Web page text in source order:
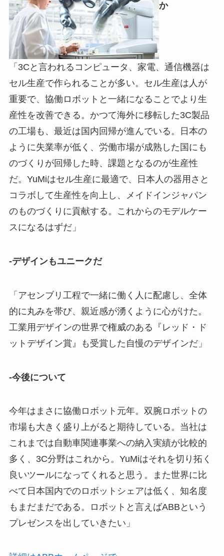
か
「3Cと言われるコンピュータ、家電、通信機器は
セル生産で作られることが多い。セル生産は人が
重要で、協働ロボットと一緒になることでより生
産性を改善できる。かつて海外に移転した3C製品
の工場も、最近は国内回帰が進んでいる。日本の
ように失業率が低く、労働市場が成熟した国にも
のづくりが回帰した時、課題となるのが生産性
だ。YuMiはセル生産に最適で、日本人の器用さと
コラボして生産性を向上し、メイドインジャパン
のものづくりに貢献する。これからのモデルケー
スになるはずだ」
-デザインもユニークだ
「アセンブリ工程で一緒に働く人に配慮し、全体
的に丸みを帯び、親近感が湧くように心がけた。
工業用デザインの世界で権威のある『レッド・ド
ットデザイン賞』も受賞した自慢のデザインだ」
-今後について
今年はまさに協働ロボット元年。双腕ロボットの
市場も大きく盛り上がると期待している。当社は
これまでは自動車関連事業への納入実績が比較的
多く、3C分野はこれから。YuMiはそれを切り拓く
良いツールになってくれると思う。また世界に比
べて日本国内でのロボットシェアは低く、知名度
もまだまだである。ロボットと言えばABBという
プレゼンスを出していきたい」